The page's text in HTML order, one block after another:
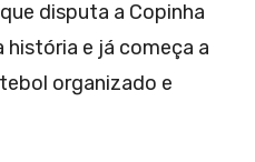
disputa a Copinha
história e já começa a
organizado e